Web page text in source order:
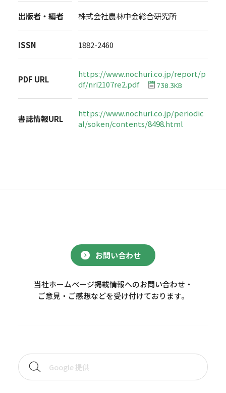
出版者・編者 株式会社農林中金総合研究所
ISSN 1882-2460
PDF URL
https://www.nochuri.co.jp/report/p
df/nri2107re2.pdf
738.3KB
書誌情報URL
https://www.nochuri.co.jp/periodic
al/soken/contents/8498.html
お問い合わせ
当社ホームページ掲載情報へのお問い合わせ・
ご意見・ご感想などを受け付けております。